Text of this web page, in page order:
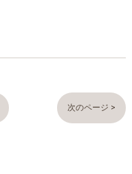
次のページ >